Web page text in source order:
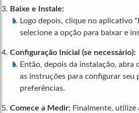
Baixe e Instale:
Logo depois, clique no aplicativo
selecione a opção para baixar e
Configuração Inicial (se necessário):
Então, depois da instalação, abra
as instruções para configurar seu
preferências.
Comece a Medir: Finalmente, utilize